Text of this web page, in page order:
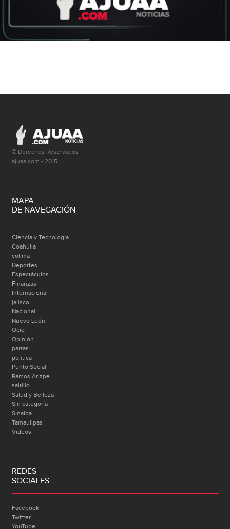
© Derechos Reservados
ajuaa.com - 2015
MAPA
DE NAVEGACIÓN
Ciencia y Tecnología
Coahuila
colima
Deportes
Espectáculos
Finanzas
Internacional
jalisco
Nacional
Nuevo León
Ocio
Opinión
parras
politica
Punto Social
Ramos Arizpe
saltillo
Salud y Belleza
Sin categoría
Sinaloa
Tamaulipas
Videos
REDES
SOCIALES
Facebook
Twitter
YouTube